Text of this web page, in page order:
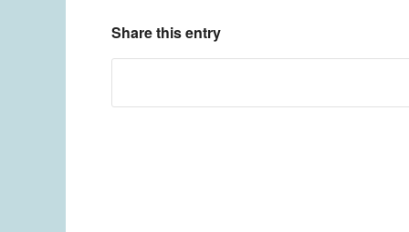
Share this entry